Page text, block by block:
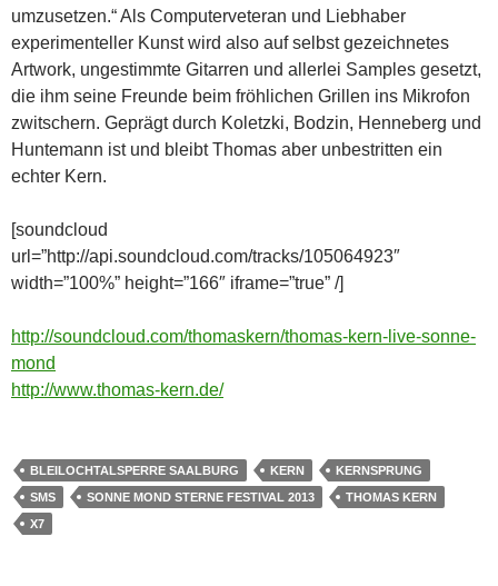
umzusetzen.“ Als Computerveteran und Liebhaber
experimenteller Kunst wird also auf selbst gezeichnetes
Artwork, ungestimmte Gitarren und allerlei Samples gesetzt,
die ihm seine Freunde beim fröhlichen Grillen ins Mikrofon
zwitschern. Geprägt durch Koletzki, Bodzin, Henneberg und
Huntemann ist und bleibt Thomas aber unbestritten ein
echter Kern.
[soundcloud
url=”http://api.soundcloud.com/tracks/105064923″
width=”100%” height=”166″ iframe=”true” /]
http://soundcloud.com/thomaskern/thomas-kern-live-sonne-
mond
http://www.thomas-kern.de/
BLEILOCHTALSPERRE SAALBURG KERN
KERNSPRUNG
SMS
SONNE MOND STERNE FESTIVAL 2013
THOMAS KERN
X7